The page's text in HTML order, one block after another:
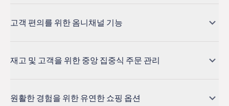
이커머스 및 소셜 미디어 채널과 통합하세요.
고객 편의를 위한 옴니채널 기능
니채널 기능을 활성화하여 고객 편의를 극대화하세요.
재고 및 고객을 위한 중앙 집중식 주문 관리
파악할 수 있습니다.
원활한 경험을 위한 유연한 쇼핑 옵션